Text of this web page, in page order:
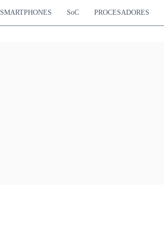
SMARTPHONES SoC PROCESADORES